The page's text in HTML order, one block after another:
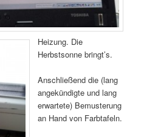
Heizung. Die
Herbstsonne bringt’s.
Anschließend die (lang
angekündigte und lang
erwartete) Bemusterung
an Hand von Farbtafeln.